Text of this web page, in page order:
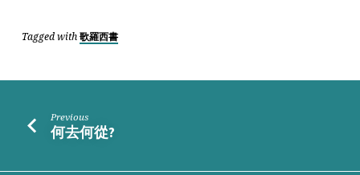
Tagged with 歌羅西書
Previous
何去何從?